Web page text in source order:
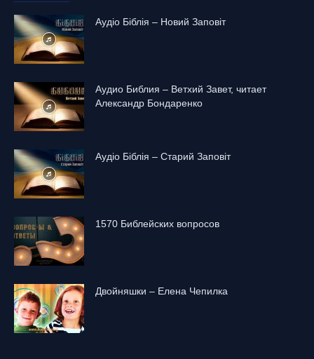
Аудіо Біблія – Новий Заповіт
Аудио Библия – Ветхий Завет, читает
Александр Бондаренко
Аудіо Біблія – Старий Заповіт
1570 Библейских вопросов
Двойняшки – Елена Чепилка